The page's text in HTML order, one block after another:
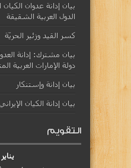
بيان إدانة عدوان
الدول العربية الشقيقة
كسر القيد وزئير الحريّة
بيان مشترك: إدانة
دولة الإمارات العربية
بيان إدانة وإستنكار
بيان إدانة الكيان
التقويم
يناير 2019